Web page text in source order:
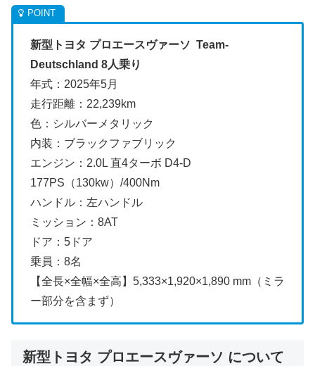
新型トヨタ プロエースヴァーソ Team-
Deutschland 8人乗り
年式：2025年5月
走行距離：22,239km
色：シルバーメタリック
内装：ブラックファブリック
エンジン：2.0L 直4ターボ D4-D
177PS（130kw）/400Nm
ハンドル：左ハンドル
ミッション：8AT
ドア：5ドア
乗員：8名
【全長×全幅×全高】5,333×1,920×1,890 mm（ミラ
ー部分を含まず）
新型トヨタ プロエースヴァーソ について